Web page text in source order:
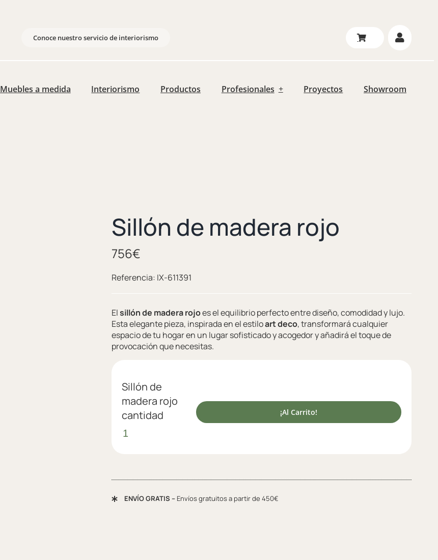
Conoce nuestro servicio de interiorismo
Muebles a medida Interiorismo Productos Profesionales Proyectos Showroom
Sillón de madera rojo
756€
Referencia: IX-611391
Elsillón de madera rojoes el equilibrio perfecto entre diseño, comodidad y lujo.
Esta elegante pieza, inspirada en el estiloart deco, transformará cualquier
espacio de tu hogar en un lugar sofisticado y acogedor y añadirá el toque de
provocación que necesitas.
Sillón de
madera rojo
cantidad
¡Al Carrito!
ENVÍO GRATIS – Envíos gratuitos a partir de 450€